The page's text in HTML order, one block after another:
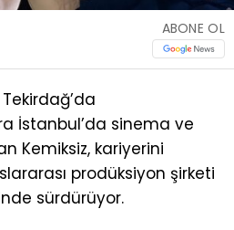
ABONE OL
İstanbul’da sinema ve
Kemiksiz, kariyerini
prodüksiyon şirketi
sürdürüyor.